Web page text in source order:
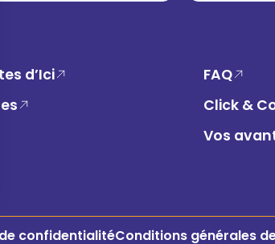
d’Ici
FAQ
Click &
Vos
confidentialitéConditions générales